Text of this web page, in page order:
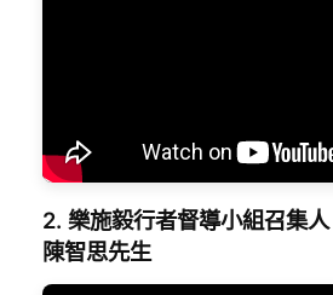
2. 樂施毅行者督導小組召集人
陳智思先生